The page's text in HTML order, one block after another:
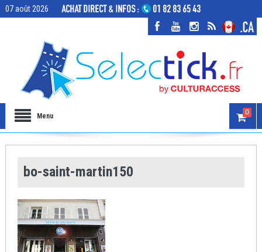
07 août 2026
Menu 0
bo-saint-martin150